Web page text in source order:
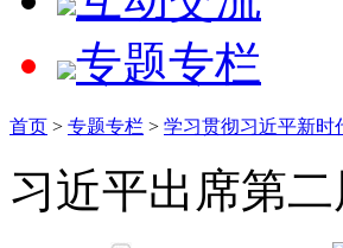
专题专栏
首页 > 专题专栏 > 学习贯彻习近平新时
习近平出席第